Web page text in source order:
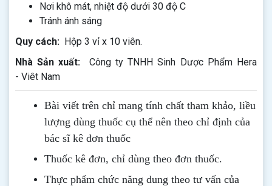
Nơi khô mát, nhiệt độ dưới 30 độ C
Tránh ánh sáng
Quy cách: Hộp 3 vỉ x 10 viên.
Nhà Sản xuất: Công ty TNHH Sinh Dược Phẩm Hera
- Viêt Nam
Bài viết trên chỉ mang tính chất tham khảo, liều
lượng dùng thuốc cụ thể nên theo chỉ định của
bác sĩ kê đơn thuốc
Thuốc kê đơn, chỉ dùng theo đơn thuốc.
Thực phẩm chức năng dung theo tư vấn của